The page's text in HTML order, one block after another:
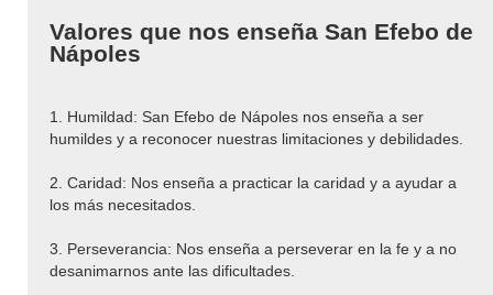
Valores que nos enseña San Efebo de
Nápoles
1. Humildad: San Efebo de Nápoles nos enseña a ser
humildes y a reconocer nuestras limitaciones y debilidades.
2. Caridad: Nos enseña a practicar la caridad y a ayudar a
los más necesitados.
3. Perseverancia: Nos enseña a perseverar en la fe y a no
desanimarnos ante las dificultades.